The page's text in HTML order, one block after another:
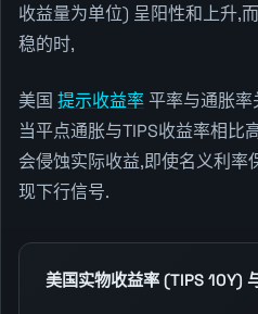
收益量为单位) 呈阳性和上升,
稳的时,
美国 提示收益率平率与通胀
当平点通胀与TIPS收益率相比
会侵蚀实际收益,即使名义利率
现下行信号.
美国实物收益率 (TIPS 10Y)